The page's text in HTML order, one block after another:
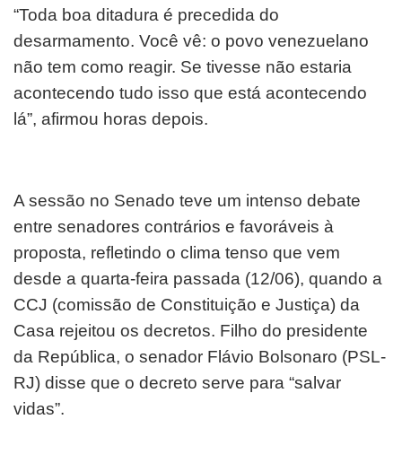
“Toda boa ditadura é precedida do
desarmamento. Você vê: o povo venezuelano
não tem como reagir. Se tivesse não estaria
acontecendo tudo isso que está acontecendo
lá”, afirmou horas depois.
A sessão no Senado teve um intenso debate
entre senadores contrários e favoráveis à
proposta, refletindo o clima tenso que vem
desde a quarta-feira passada (12/06), quando a
CCJ (comissão de Constituição e Justiça) da
Casa rejeitou os decretos. Filho do presidente
da República, o senador Flávio Bolsonaro (PSL-
RJ) disse que o decreto serve para “salvar
vidas”.